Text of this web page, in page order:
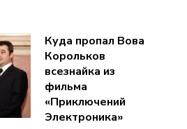
Куда пропал Вова
Корольков
всезнайка из
фильма
«Приключений
Электроника»